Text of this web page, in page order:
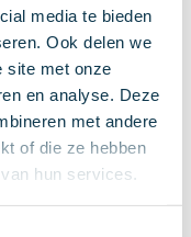
media te bieden
Ook delen we
site met onze
en analyse. Deze
met andere
of die ze hebben
hun services.